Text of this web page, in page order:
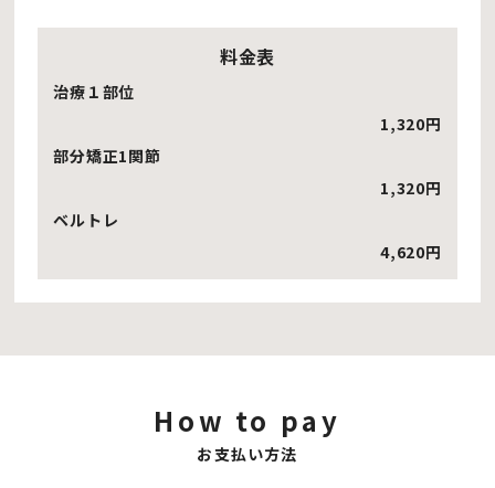
料金表
治療１部位
1,320円
部分矯正1関節
1,320円
ベルトレ
4,620円
How to pay
お支払い方法